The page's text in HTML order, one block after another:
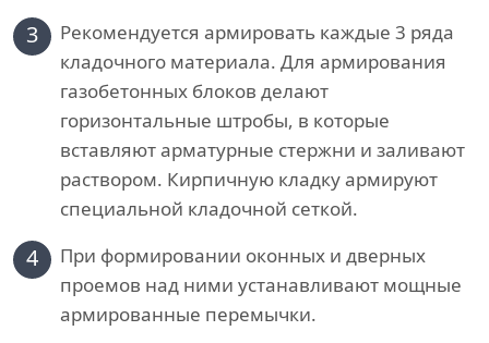
3
Рекомендуется армировать каждые 3 ряда
кладочного материала. Для армирования
газобетонных блоков делают
горизонтальные штробы, в которые
вставляют арматурные стержни и заливают
раствором. Кирпичную кладку армируют
специальной кладочной сеткой.
4
При формировании оконных и дверных
проемов над ними устанавливают мощные
армированные перемычки.